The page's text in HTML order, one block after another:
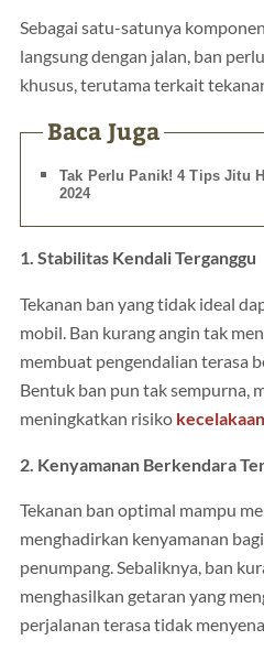
Sebagai satu-satunya
langsung dengan jalan, ban
khusus, terutama terkait
Baca Juga
Tak Perlu Panik! 4 Tips Jitu
2024
1. Stabilitas Kendali Terganggu
Tekanan ban yang tidak ideal
mobil. Ban kurang angin tak
membuat pengendalian terasa
Bentuk ban pun tak sempurna,
meningkatkan risiko kecelakaan
2. Kenyamanan Berkendara
Tekanan ban optimal mampu
menghadirkan kenyamanan
penumpang. Sebaliknya, ban
menghasilkan getaran yang
perjalanan terasa tidak